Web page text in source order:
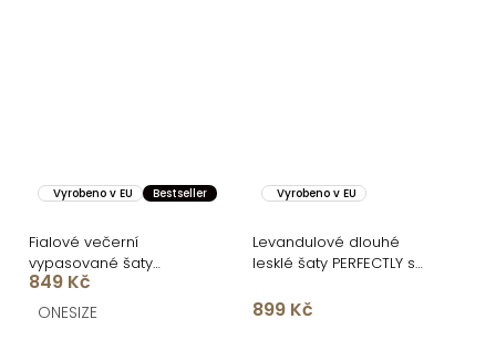
Vyrobeno v EU Bestseller
Fialové večerní
vypasované šaty
FIAMMAR přes jedno
rameno
849 Kč
ONESIZE
Vyrobeno v EU
Levandulové dlouhé
lesklé šaty PERFECTLY s
899 Kč